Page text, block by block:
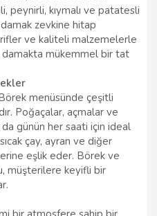
peynirli, kıymalı ve patatesli
zevkine hitap
ve kaliteli malzemelerle
damakta mükemmel bir tat
menüsünde çeşitli
Poğaçalar, açmalar ve
günün her saati için ideal
çay, ayran ve diğer
eşlik eder. Börek ve
müşterilere keyifli bir